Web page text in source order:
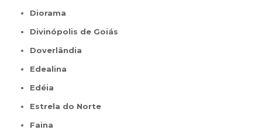
Diorama
Divinópolis de Goiás
Doverlândia
Edealina
Edéia
Estrela do Norte
Faina